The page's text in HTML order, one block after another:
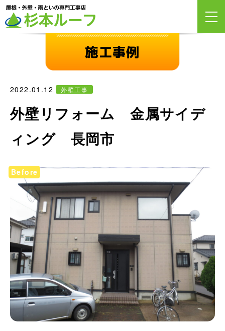
施工事例
2022.01.12 外壁工事
外壁リフォーム 金属サイデ
ィング 長岡市